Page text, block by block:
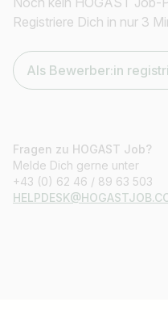
Registriere Dich in nur 3
Als Bewerber:in
Fragen zu HOGAST Job?
Melde Dich gerne unter
+43 (0) 62 46 / 89 63 503